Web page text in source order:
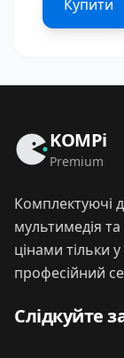
Купити
KOMPi
Premium
Комплектуючі
мультимедія
цінами тільки
професійний
Слідкуйте